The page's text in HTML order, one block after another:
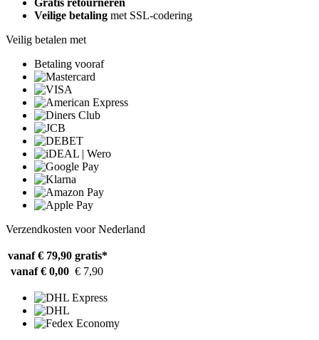
Gratis retourneren
Veilige betaling met SSL-codering
Veilig betalen met
Betaling vooraf
Verzendkosten voor Nederland
vanaf € 79,90 gratis*
vanaf € 0,00 € 7,90